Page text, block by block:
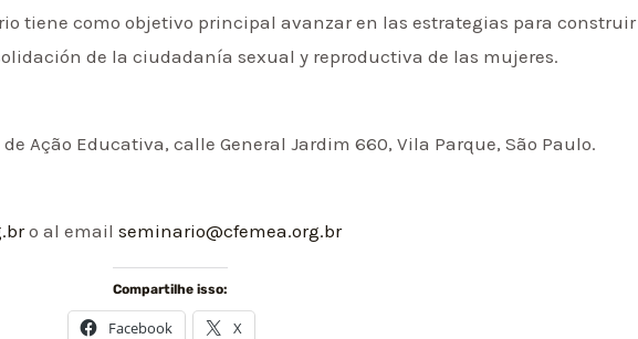
tiene como objetivo principal avanzar en las estrategias para construir
de la ciudadanía sexual y reproductiva de las mujeres.
Ação Educativa, calle General Jardim 660, Vila Parque, São Paulo.
o al emailseminario@cfemea.org.br
Compartilhe isso:
Facebook X